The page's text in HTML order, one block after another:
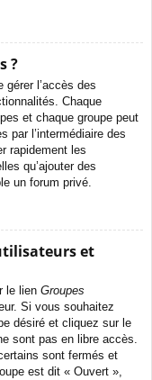
?
gérer l’accès des
Chaque
et chaque groupe peut
par l’intermédiaire des
rapidement les
qu’ajouter des
un forum privé.
et
le lien Groupes
Si vous souhaitez
désiré et cliquez sur le
sont pas en libre accès.
sont fermés et
est dit « Ouvert »,